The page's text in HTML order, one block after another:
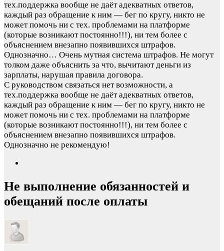
тех.поддержка вообще не даёт адекватных ответов,
каждый раз обращение к ним — бег по кругу, никто не
может помочь ни с тех. проблемами на платформе
(которые возникают постоянно!!!), ни тем более с
объяснением внезапно появившихся штрафов.
Однозначно… Очень мутная система штрафов. Не могут
толком даже объяснить за что, вычитают деньги из
зарплаты, нарушая правила договора.
С руководством связаться нет возможности, а
тех.поддержка вообще не даёт адекватных ответов,
каждый раз обращение к ним — бег по кругу, никто не
может помочь ни с тех. проблемами на платформе
(которые возникают постоянно!!!), ни тем более с
объяснением внезапно появившихся штрафов.
Однозначно не рекомендую!
Не выполнение обязанностей и
обещаний после оплаты